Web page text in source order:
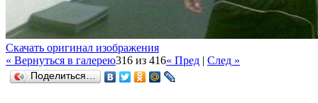
Скачать оригинал изображения
« Вернуться в галерею316 из 416« Пред | След »
Поделиться…